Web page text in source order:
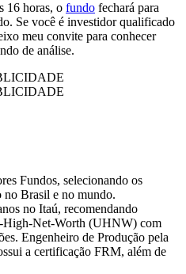
16 horas, o fundo fechará para
Se você é investidor qualificado
meu convite para conhecer
de análise.
Fundos, selecionando os
no Brasil e no mundo.
no Itaú, recomendando
High-Net-Worth (UHNW) com
Engenheiro de Produção pela
a certificação FRM, além de